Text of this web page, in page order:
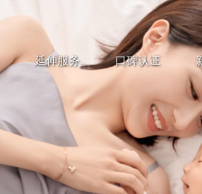
延伸服务 口碑认证